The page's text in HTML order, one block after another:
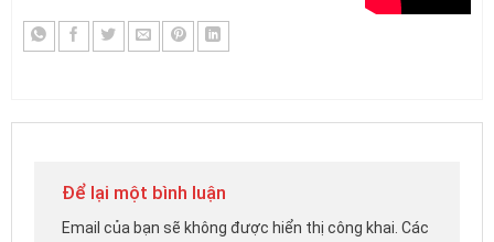
Để lại một bình luận
Email của bạn sẽ không được hiển thị công khai. Các